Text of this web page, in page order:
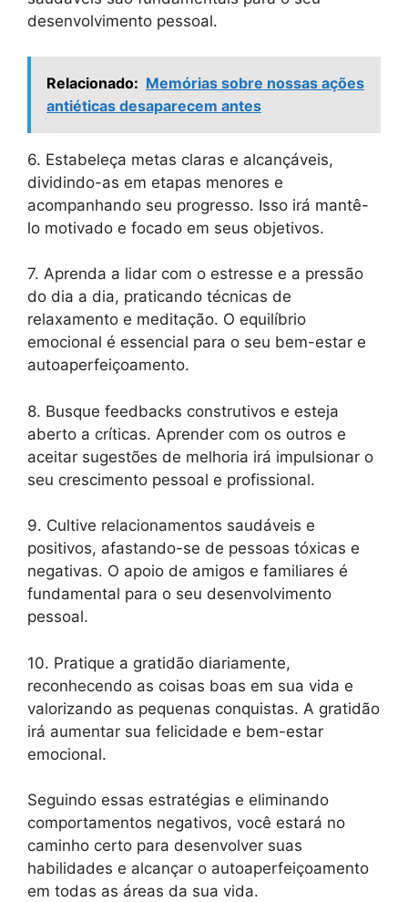
desenvolvimento pessoal.
Relacionado: Memórias sobre nossas ações
antiéticas desaparecem antes
6. Estabeleça metas claras e alcançáveis,
dividindo-as em etapas menores e
acompanhando seu progresso. Isso irá mantê-
lo motivado e focado em seus objetivos.
7. Aprenda a lidar com o estresse e a pressão
do dia a dia, praticando técnicas de
relaxamento e meditação. O equilíbrio
emocional é essencial para o seu bem-estar e
autoaperfeiçoamento.
8. Busque feedbacks construtivos e esteja
aberto a críticas. Aprender com os outros e
aceitar sugestões de melhoria irá impulsionar o
seu crescimento pessoal e profissional.
9. Cultive relacionamentos saudáveis e
positivos, afastando-se de pessoas tóxicas e
negativas. O apoio de amigos e familiares é
fundamental para o seu desenvolvimento
pessoal.
10. Pratique a gratidão diariamente,
reconhecendo as coisas boas em sua vida e
valorizando as pequenas conquistas. A gratidão
irá aumentar sua felicidade e bem-estar
emocional.
Seguindo essas estratégias e eliminando
comportamentos negativos, você estará no
caminho certo para desenvolver suas
habilidades e alcançar o autoaperfeiçoamento
em todas as áreas da sua vida.